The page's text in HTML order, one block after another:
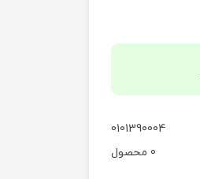
0101390004
0 محصول